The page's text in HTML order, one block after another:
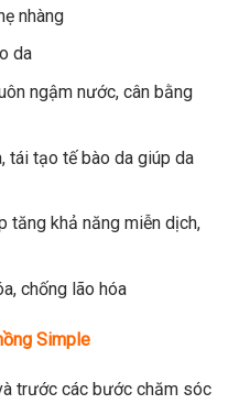
nhàng
da
ngậm nước, cân bằng
tái tạo tế bào da giúp da
tăng khả năng miễn dịch,
chống lão hóa
Simple
trước các bước chăm sóc